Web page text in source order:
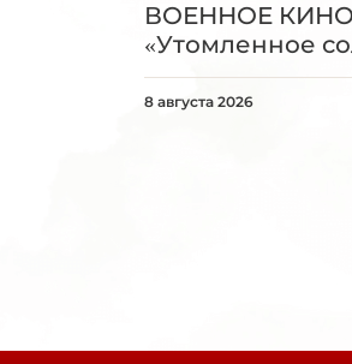
ВОЕННОЕ
«Утомленное
8 августа 2026